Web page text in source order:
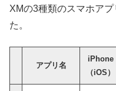
XMの3種類のスマホア
た。
アプリ名
iPhone
（iOS）